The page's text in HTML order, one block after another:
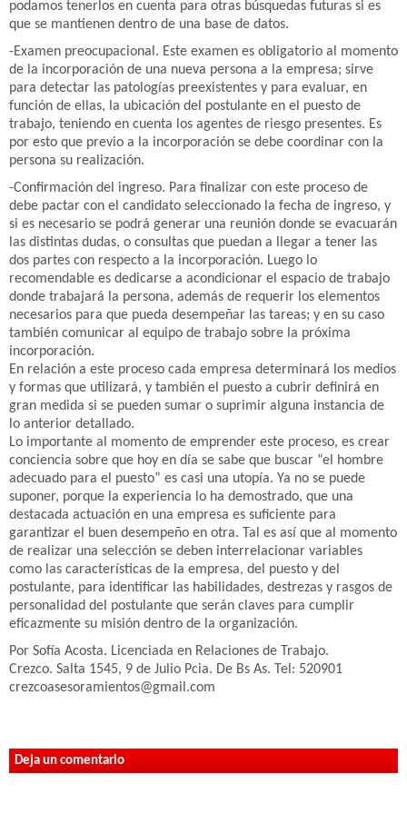
podamos tenerlos en cuenta para otras búsquedas futuras si es
que se mantienen dentro de una base de datos.
-Examen preocupacional. Este examen es obligatorio al momento
de la incorporación de una nueva persona a la empresa; sirve
para detectar las patologías preexistentes y para evaluar, en
función de ellas, la ubicación del postulante en el puesto de
trabajo, teniendo en cuenta los agentes de riesgo presentes. Es
por esto que previo a la incorporación se debe coordinar con la
persona su realización.
-Confirmación del ingreso. Para finalizar con este proceso de
debe pactar con el candidato seleccionado la fecha de ingreso, y
si es necesario se podrá generar una reunión donde se evacuarán
las distintas dudas, o consultas que puedan a llegar a tener las
dos partes con respecto a la incorporación. Luego lo
recomendable es dedicarse a acondicionar el espacio de trabajo
donde trabajará la persona, además de requerir los elementos
necesarios para que pueda desempeñar las tareas; y en su caso
también comunicar al equipo de trabajo sobre la próxima
incorporación.
En relación a este proceso cada empresa determinará los medios
y formas que utilizará, y también el puesto a cubrir definirá en
gran medida si se pueden sumar o suprimir alguna instancia de
lo anterior detallado.
Lo importante al momento de emprender este proceso, es crear
conciencia sobre que hoy en día se sabe que buscar “el hombre
adecuado para el puesto” es casi una utopía. Ya no se puede
suponer, porque la experiencia lo ha demostrado, que una
destacada actuación en una empresa es suficiente para
garantizar el buen desempeño en otra. Tal es así que al momento
de realizar una selección se deben interrelacionar variables
como las características de la empresa, del puesto y del
postulante, para identificar las habilidades, destrezas y rasgos de
personalidad del postulante que serán claves para cumplir
eficazmente su misión dentro de la organización.
Por Sofía Acosta. Licenciada en Relaciones de Trabajo.
Crezco. Salta 1545, 9 de Julio Pcia. De Bs As. Tel: 520901
crezcoasesoramientos@gmail.com
Deja un comentario